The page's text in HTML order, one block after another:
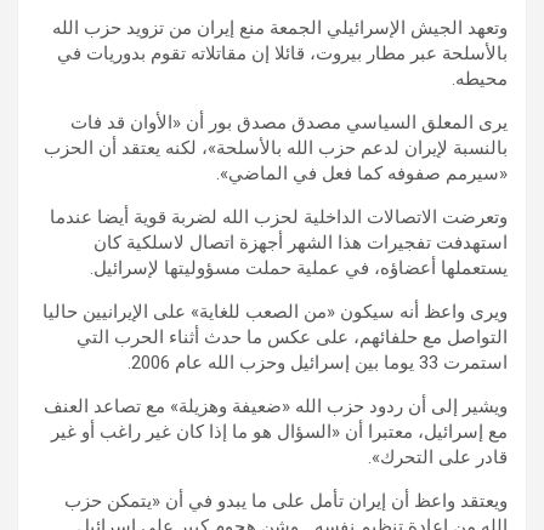
وتعهد الجيش الإسرائيلي الجمعة منع إيران من تزويد حزب الله
بالأسلحة عبر مطار بيروت، قائلا إن مقاتلاته تقوم بدوريات في
محيطه.
يرى المعلق السياسي مصدق مصدق بور أن «الأوان قد فات
بالنسبة لإيران لدعم حزب الله بالأسلحة»، لكنه يعتقد أن الحزب
«سيرمم صفوفه كما فعل في الماضي».
وتعرضت الاتصالات الداخلية لحزب الله لضربة قوية أيضا عندما
استهدفت تفجيرات هذا الشهر أجهزة اتصال لاسلكية كان
يستعملها أعضاؤه، في عملية حملت مسؤوليتها لإسرائيل.
ويرى واعظ أنه سيكون «من الصعب للغاية» على الإيرانيين حاليا
التواصل مع حلفائهم، على عكس ما حدث أثناء الحرب التي
استمرت 33 يوما بين إسرائيل وحزب الله عام 2006.
ويشير إلى أن ردود حزب الله «ضعيفة وهزيلة» مع تصاعد العنف
مع إسرائيل، معتبرا أن «السؤال هو ما إذا كان غير راغب أو غير
قادر على التحرك».
ويعتقد واعظ أن إيران تأمل على ما يبدو في أن «يتمكن حزب